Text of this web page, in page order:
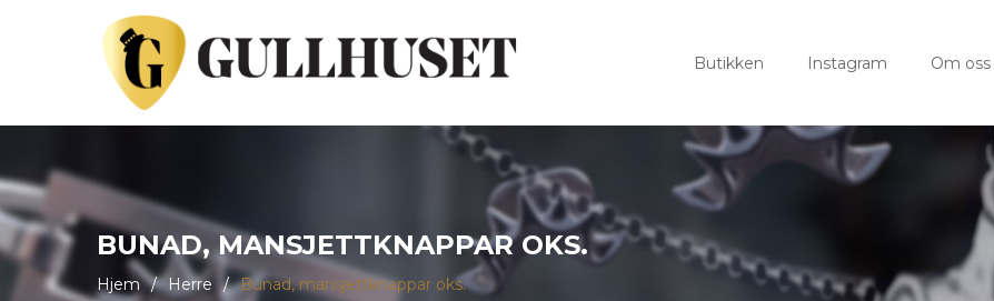
Butikken Instagram Om oss
BUNAD, MANSJETTKNAPPAR OKS.
Hjem / Herre / Bunad, mansjettknappar oks.